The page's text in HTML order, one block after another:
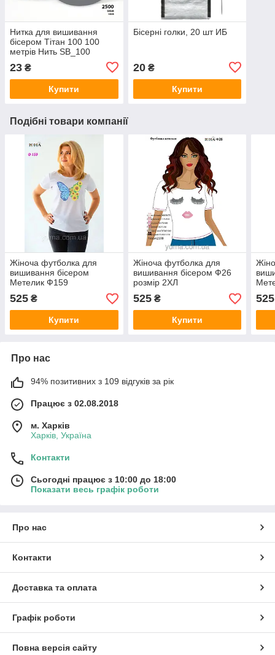
Нитка для вишивання
бісером Тітан 100 100
метрів Нить SB_100
23 ₴
Купити
Бісерні голки, 20 шт ИБ
20₴
Купити
Подібні товари компанії
Жіноча футболка для
вишивання бісером
Метелик Ф159
525 ₴
Купити
Жіноча футболка для
вишивання бісером Ф26
розмір 2ХЛ
525₴
Купити
525
Про нас
94% позитивних з 109 відгуків за рік
Працює з 02.08.2018
м. Харків
Харків, Україна
Контакти
Сьогодні працює з 10:00 до 18:00
Показати весь графік роботи
Про нас
Контакти
Доставка та оплата
Графік роботи
Повна версія сайту